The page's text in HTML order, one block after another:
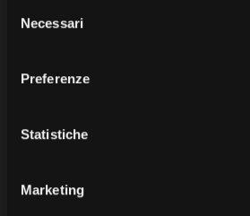
raccolto dal suo utilizzo dei loro
prestare, rifiutare o revocare il tuo
momento. Puoi acconsentire
utilizzando il pulsante “Accetta
Necessari
Preferenze
Statistiche
Marketing
Dom Fradique
ANIMAZIONE
Filmes (Portogallo)